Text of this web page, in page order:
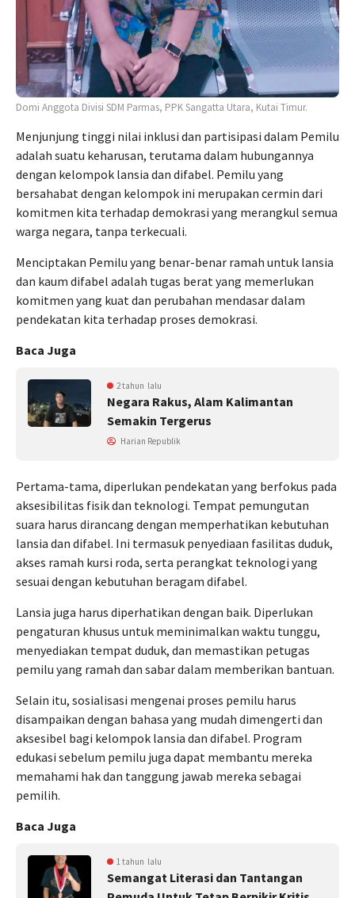
Domi Anggota Divisi SDM Parmas, PPK Sangatta Utara, Kutai Timur.
Menjunjung tinggi nilai inklusi dan partisipasi dalam Pemilu
adalah suatu keharusan, terutama dalam hubungannya
dengan kelompok lansia dan difabel. Pemilu yang
bersahabat dengan kelompok ini merupakan cermin dari
komitmen kita terhadap demokrasi yang merangkul semua
warga negara, tanpa terkecuali.
Menciptakan Pemilu yang benar-benar ramah untuk lansia
dan kaum difabel adalah tugas berat yang memerlukan
komitmen yang kuat dan perubahan mendasar dalam
pendekatan kita terhadap proses demokrasi.
Baca Juga
2 tahun lalu
Negara Rakus, Alam Kalimantan
Semakin Tergerus
Harian Republik
Pertama-tama, diperlukan pendekatan yang berfokus pada
aksesibilitas fisik dan teknologi. Tempat pemungutan
suara harus dirancang dengan memperhatikan kebutuhan
lansia dan difabel. Ini termasuk penyediaan fasilitas duduk,
akses ramah kursi roda, serta perangkat teknologi yang
sesuai dengan kebutuhan beragam difabel.
Lansia juga harus diperhatikan dengan baik. Diperlukan
pengaturan khusus untuk meminimalkan waktu tunggu,
menyediakan tempat duduk, dan memastikan petugas
pemilu yang ramah dan sabar dalam memberikan bantuan.
Selain itu, sosialisasi mengenai proses pemilu harus
disampaikan dengan bahasa yang mudah dimengerti dan
aksesibel bagi kelompok lansia dan difabel. Program
edukasi sebelum pemilu juga dapat membantu mereka
memahami hak dan tanggung jawab mereka sebagai
pemilih.
Baca Juga
1 tahun lalu
Semangat Literasi dan Tantangan